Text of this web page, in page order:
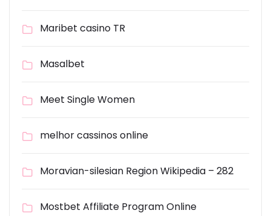
Maribet casino TR
Masalbet
Meet Single Women
melhor cassinos online
Moravian-silesian Region Wikipedia – 282
Mostbet Affiliate Program Online